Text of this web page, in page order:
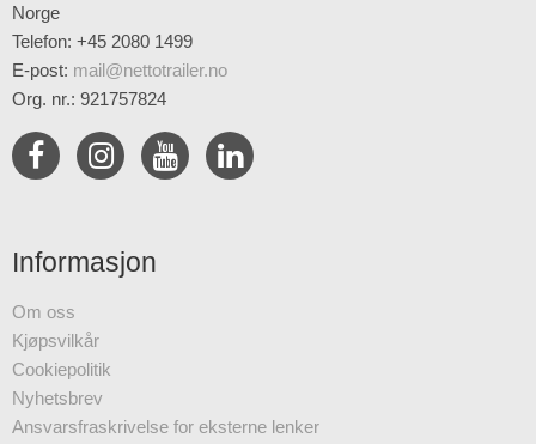
Norge
Telefon: +45 2080 1499
E-post: mail@nettotrailer.no
Org. nr.: 921757824
Informasjon
Om oss
Kjøpsvilkår
Cookiepolitik
Nyhetsbrev
Ansvarsfraskrivelse for eksterne lenker